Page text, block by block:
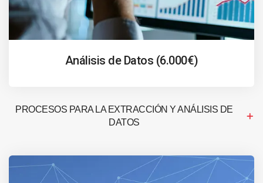
Análisis de Datos (6.000€)
PROCESOS PARA LA EXTRACCIÓN Y ANÁLISIS DE
DATOS